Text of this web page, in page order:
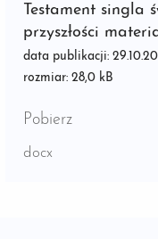
Testament singla
przyszłości
data publikacji:
rozmiar: 28,0 kB
Pobierz
docx